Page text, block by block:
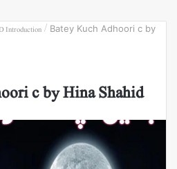
Introduction / Batey Kuch Adhoori c by
c by Hina Shahid